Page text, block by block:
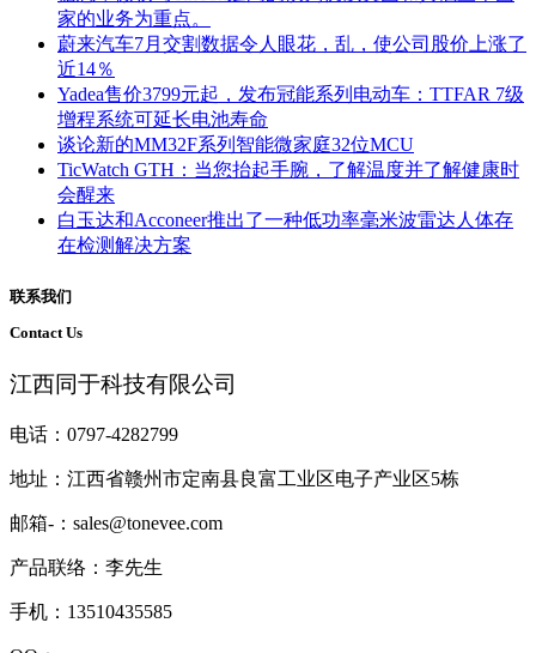
家的业务为重点。
蔚来汽车7月交割数据令人眼花，乱，使公司股价上涨了
近14％
Yadea售价3799元起，发布冠能系列电动车：TTFAR 7级
增程系统可延长电池寿命
谈论新的MM32F系列智能微家庭32位MCU
TicWatch GTH：当您抬起手腕，了解温度并了解健康时
会醒来
白玉达和Acconeer推出了一种低功率毫米波雷达人体存
在检测解决方案
联系我们
Contact Us
江西同于科技有限公司
电话：0797-4282799
地址：江西省赣州市定南县良富工业区电子产业区5栋
邮箱-：sales@tonevee.com
产品联络：李先生
手机：13510435585